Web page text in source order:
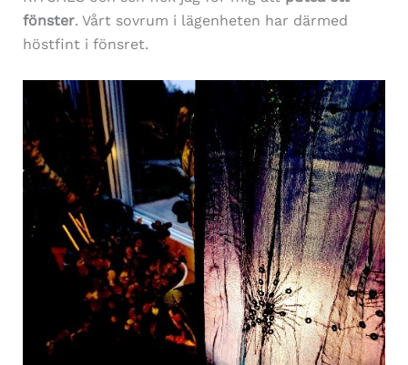
fönster. Vårt sovrum i lägenheten har därmed
höstfint i fönsret.